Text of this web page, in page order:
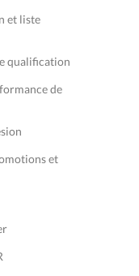
et liste
qualification
de
et